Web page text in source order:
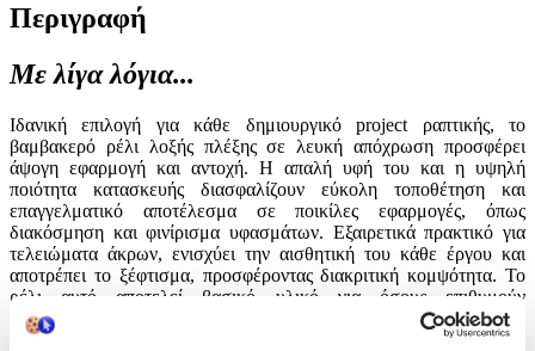
Περιγραφή
Με λίγα λόγια...
Ιδανική επιλογή για κάθε δημιουργικό project ραπτικής, το
βαμβακερό ρέλι λοξής πλέξης σε λευκή απόχρωση προσφέρει
άψογη εφαρμογή και αντοχή. Η απαλή υφή του και η υψηλή
ποιότητα κατασκευής διασφαλίζουν εύκολη τοποθέτηση και
επαγγελματικό αποτέλεσμα σε ποικίλες εφαρμογές, όπως
διακόσμηση και φινίρισμα υφασμάτων. Εξαιρετικά πρακτικό για
τελειώματα άκρων, ενισχύει την αισθητική του κάθε έργου και
αποτρέπει το ξέφτισμα, προσφέροντας διακριτική κομψότητα. Το
ρέλι αυτό αποτελεί βασικό υλικό για όσους επιθυμούν
λειτουργικότητα χωρίς συμβιβασμούς στην ποιότητα.